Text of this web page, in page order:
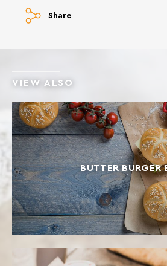
Share
VIEW ALSO
BUTTER BURGER